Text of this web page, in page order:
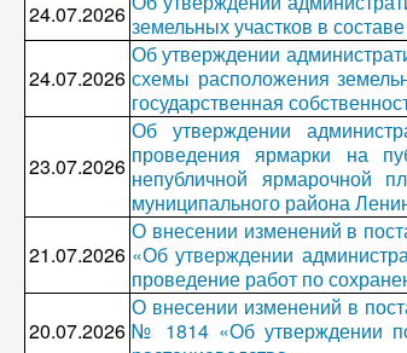
24.07.2026 земельных участков в
24.07.2026
Об утверждении
схемы расположения
государственная
23.07.2026
Об утверждении
проведения ярмарки на
непубличной ярмарочной
муниципального района
21.07.2026
О внесении изменений в
«Об утверждении
проведение работ по
20.07.2026
О внесении изменений в
№ 1814 «Об утверждении